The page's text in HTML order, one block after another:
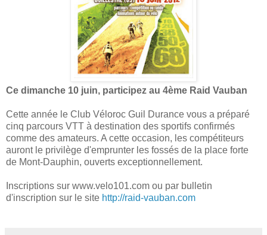
Ce dimanche 10 juin, participez au 4ème Raid Vauban
Cette année le Club Véloroc Guil Durance vous a préparé
cinq parcours VTT à destination des sportifs confirmés
comme des amateurs. A cette occasion, les compétiteurs
auront le privilège d'emprunter les fossés de la place forte
de Mont-Dauphin, ouverts exceptionnellement.
Inscriptions sur www.velo101.com ou par bulletin
d'inscription sur le site http://raid-vauban.com